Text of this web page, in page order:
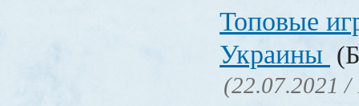
Топовые
Украины
(22.07.2021 /